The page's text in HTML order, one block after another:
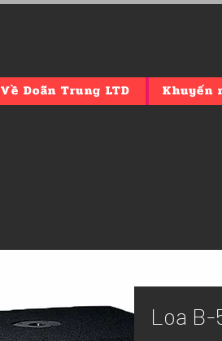
Về Doãn Trung LTD Khuyến
Loa B-